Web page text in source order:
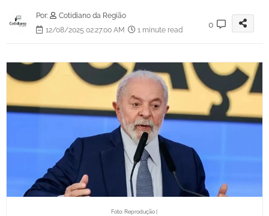
Por:
Cotidiano da Região
12/08/2025 02:27:00 AM
1 minute read
0
Foto: Reprodução |